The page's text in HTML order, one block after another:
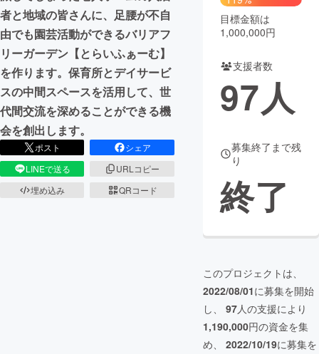
CAMPFIREふるさと納税machi-ya コミュニティ
者と地域の皆さんに、足腰が不自
由でも園芸活動ができるバリアフ
リーガーデン【とらいふぁーむ】
を作ります。保育所とデイサービ
スの中間スペースを活用して、世
代間交流を深めることができる機
会を創出します。
ポスト
シェア
LINEで送る
URLコピー
埋め込み
QRコード
目標金額は
1,000,000円
支援者数
97人
募集終了まで残
り
終了
このプロジェクトは、
2022/08/01に募集を開始
し、 97人の支援により
1,190,000円の資金を集
め、 2022/10/19に募集を